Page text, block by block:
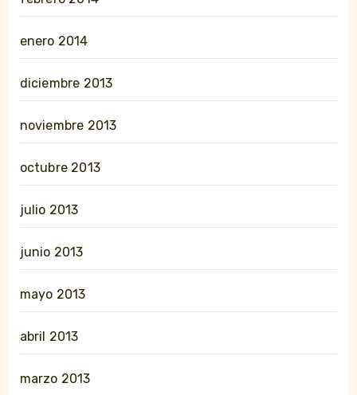
enero 2014
diciembre 2013
noviembre 2013
octubre 2013
julio 2013
junio 2013
mayo 2013
abril 2013
marzo 2013